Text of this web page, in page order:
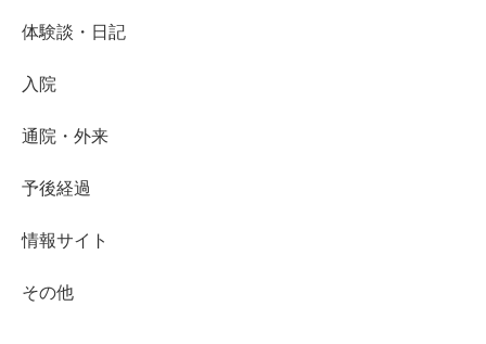
体験談・日記
入院
通院・外来
予後経過
情報サイト
その他